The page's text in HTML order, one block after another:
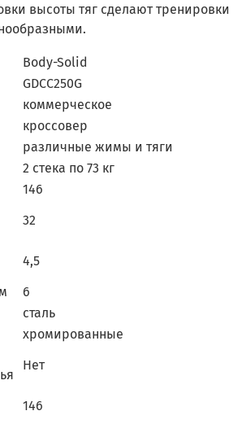
высоты тяг сделают тренировки
Body-Solid
GDCC250G
коммерческое
кроссовер
различные жимы и тяги
2 стека по 73 кг
146
32
4,5
6
сталь
хромированные
Нет
146